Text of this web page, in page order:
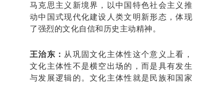
马克思主义新境界，以中国特色社会主义推
动中国式现代化建设人类文明新形态，体现
了强烈的文化自信和历史主动精神。
王治东： 从巩固文化主体性这个意义上看，
文化主体性不是横空出场的，而是具有发生
与发展逻辑的。文化主体性就是民族和国家